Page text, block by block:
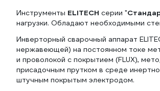
Инструменты ELITECH серии "
нагрузки. Обладают необходимыми
Инверторный сварочный аппарат
нержавеющей) на постоянном токе
и проволокой с покрытием (FLUX),
присадочным прутком в среде
штучным покрытым электродом.